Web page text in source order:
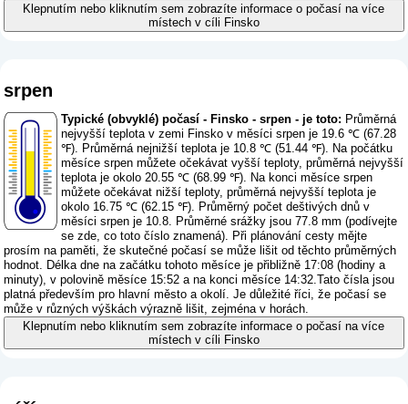
Klepnutím nebo kliknutím sem zobrazíte informace o počasí na více
místech v cíli Finsko
srpen
Typické (obvyklé) počasí - Finsko - srpen - je toto: Průměrná
nejvyšší teplota v zemi Finsko v měsíci srpen je 19.6 ℃ (67.28
℉). Průměrná nejnižší teplota je 10.8 ℃ (51.44 ℉). Na počátku
měsíce srpen můžete očekávat vyšší teploty, průměrná nejvyšší
teplota je okolo 20.55 ℃ (68.99 ℉). Na konci měsíce srpen
můžete očekávat nižší teploty, průměrná nejvyšší teplota je
okolo 16.75 ℃ (62.15 ℉). Průměrný počet deštivých dnů v
měsíci srpen je 10.8. Průměrné srážky jsou 77.8 mm (podívejte
se zde, co toto číslo znamená). Při plánování cesty mějte
prosím na paměti, že skutečné počasí se může lišit od těchto průměrných
hodnot. Délka dne na začátku tohoto měsíce je přibližně 17:08 (hodiny a
minuty), v polovině měsíce 15:52 a na konci měsíce 14:32.Tato čísla jsou
platná především pro hlavní město a okolí. Je důležité říci, že počasí se
může v různých výškách výrazně lišit, zejména v horách.
Klepnutím nebo kliknutím sem zobrazíte informace o počasí na více
místech v cíli Finsko